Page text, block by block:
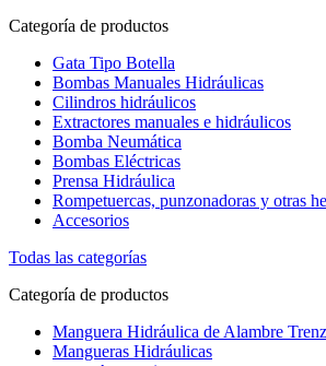
Categoría de productos
Gata Tipo Botella
Bombas Manuales Hidráulicas
Cilindros hidráulicos
Extractores manuales e hidráulicos
Bomba Neumática
Bombas Eléctricas
Prensa Hidráulica
Rompetuercas, punzonadoras y otras
Accesorios
Todas las categorías
Categoría de productos
Manguera Hidráulica de Alambre
Mangueras Hidráulicas